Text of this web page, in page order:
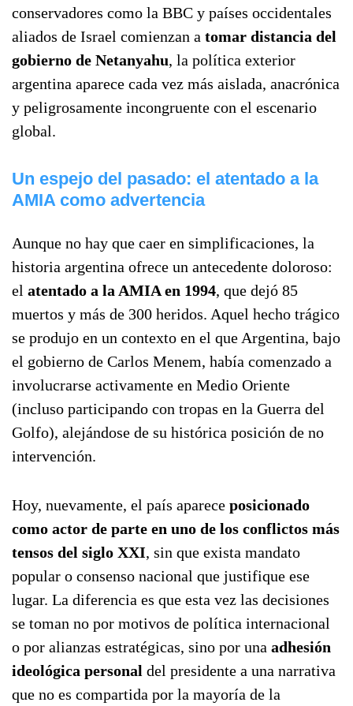
conservadores como la BBC y países occidentales
aliados de Israel comienzan a tomar distancia del
gobierno de Netanyahu, la política exterior
argentina aparece cada vez más aislada, anacrónica
y peligrosamente incongruente con el escenario
global.
Un espejo del pasado: el atentado a la
AMIA como advertencia
Aunque no hay que caer en simplificaciones, la
historia argentina ofrece un antecedente doloroso:
el atentado a la AMIA en 1994, que dejó 85
muertos y más de 300 heridos. Aquel hecho trágico
se produjo en un contexto en el que Argentina, bajo
el gobierno de Carlos Menem, había comenzado a
involucrarse activamente en Medio Oriente
(incluso participando con tropas en la Guerra del
Golfo), alejándose de su histórica posición de no
intervención.
Hoy, nuevamente, el país aparece posicionado
como actor de parte en uno de los conflictos más
tensos del siglo XXI, sin que exista mandato
popular o consenso nacional que justifique ese
lugar. La diferencia es que esta vez las decisiones
se toman no por motivos de política internacional
o por alianzas estratégicas, sino por una adhesión
ideológica personal del presidente a una narrativa
que no es compartida por la mayoría de la